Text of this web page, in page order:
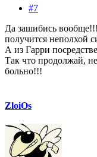
#7
Да зашибись
получится неполхой
А из Гарри
Так что продолжай,
больно!!!
ZloiOs